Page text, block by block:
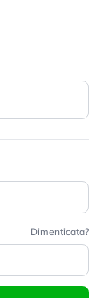
Dimenticata?